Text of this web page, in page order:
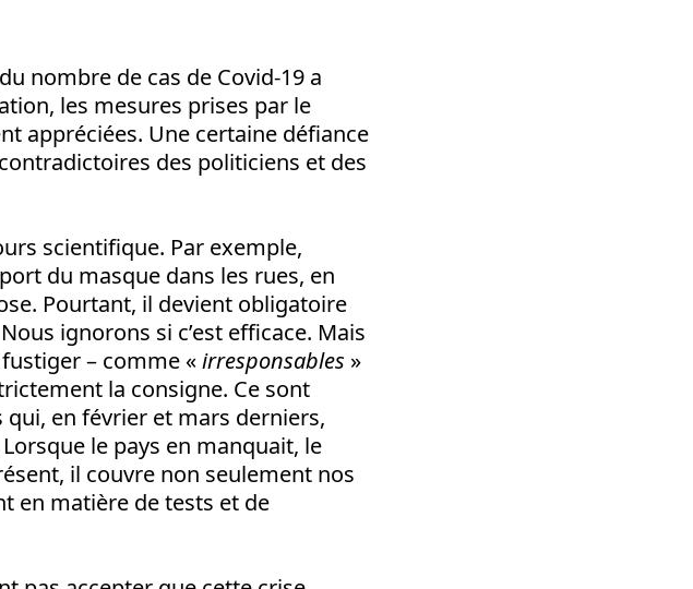
nombre de cas de Covid-19 a
les mesures prises par le
appréciées. Une certaine défiance
des politiciens et des
scientifique. Par exemple,
du masque dans les rues, en
Pourtant, il devient obligatoire
ignorons si c’est efficace. Mais
– comme «irresponsables »
la consigne. Ce sont
en février et mars derniers,
le pays en manquait, le
il couvre non seulement nos
en matière de tests et de